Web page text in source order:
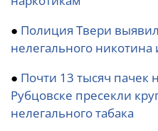
● Полиция Твери
нелегального никотина
● Почти 13 тысяч пачек
Рубцовске пресекли
нелегального табака